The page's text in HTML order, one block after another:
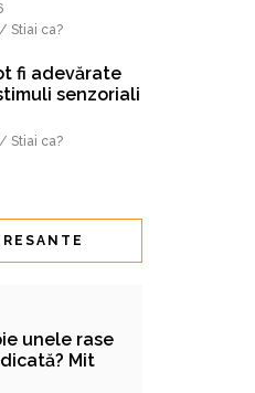
Stiai ca?
fi adevărate
senzoriali
Stiai ca?
unele rase
Mit